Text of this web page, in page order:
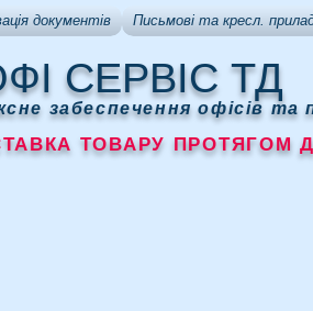
документів Письмові та кресл.
СЕРВІС ТД
забеспечення офісів та
ТОВАРУ ПРОТЯГОМ